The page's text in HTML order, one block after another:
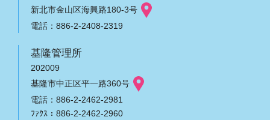
新北市金山区海興路180-3号
電話：886-2-2408-2319
基隆管理所
202009
基隆市中正区平一路360号
電話：886-2-2462-2981
ﾌｧｸｽ：886-2-2462-2960